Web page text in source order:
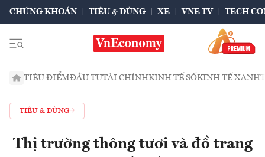
CHỨNG KHOÁN TIÊU & DÙNG XE VNE TV TECH
TIÊU ĐIỂMĐẦU TƯTÀI CHÍNHKINH TẾ SỐKINH TẾ XANH
TIÊU & DÙNG
Thị trường thông tươi và đồ trang